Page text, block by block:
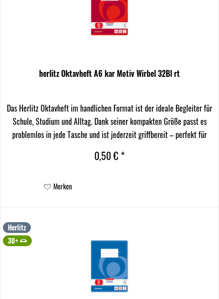
herlitz Oktavheft A6 kar Motiv Wirbel 32Bl rt
Das Herlitz Oktavheft im handlichen Format ist der ideale Begleiter für
Schule, Studium und Alltag. Dank seiner kompakten Größe passt es
problemlos in jede Tasche und ist jederzeit griffbereit – perfekt für
0,50 € *
Merken
Herlitz
30+